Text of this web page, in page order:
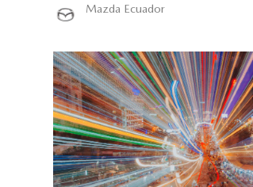
Mazda Ecuador